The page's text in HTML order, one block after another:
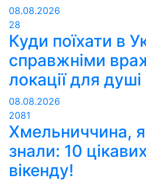
08.08.2026
28
Куди поїхати в
справжніми
локації для душі
08.08.2026
2081
Хмельниччина,
знали: 10
вікенду!